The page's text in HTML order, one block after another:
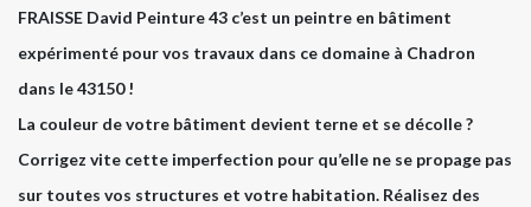
FRAISSE David Peinture 43 c’est un peintre en bâtiment
expérimenté pour vos travaux dans ce domaine à Chadron
dans le 43150 !
La couleur de votre bâtiment devient terne et se décolle ?
Corrigez vite cette imperfection pour qu’elle ne se propage pas
sur toutes vos structures et votre habitation. Réalisez des